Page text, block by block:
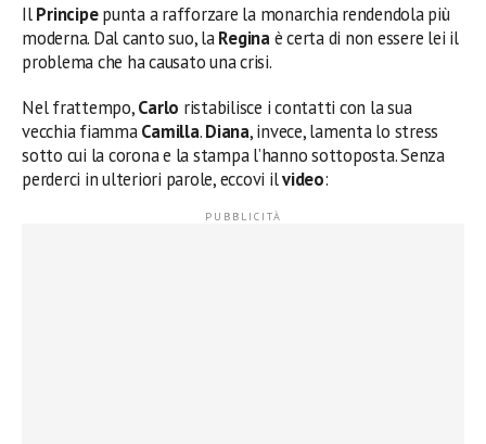
IlPrincipepunta a rafforzare la monarchia rendendola più
moderna. Dal canto suo, laReginaè certa di non essere lei il
problema che ha causato una crisi.
Nel frattempo,Carlo ristabilisce i contatti con la sua
vecchia fiammaCamilla.Diana, invece, lamenta lo stress
sotto cui la corona e la stampa l’hanno sottoposta. Senza
perderci in ulteriori parole, eccovi ilvideo: